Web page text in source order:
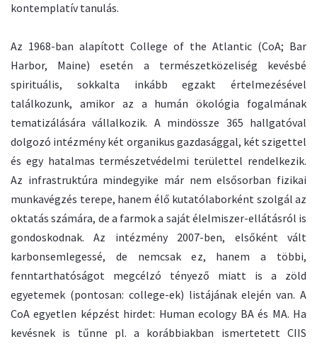
kontemplatív tanulás.
Az 1968-ban alapított College of the Atlantic (CoA; Bar
Harbor, Maine) esetén a természetközeliség kevésbé
spirituális, sokkalta inkább egzakt értelmezésével
találkozunk, amikor az a humán ökológia fogalmának
tematizálására vállalkozik. A mindössze 365 hallgatóval
dolgozó intézmény két organikus gazdasággal, két szigettel
és egy hatalmas természetvédelmi területtel rendelkezik.
Az infrastruktúra mindegyike már nem elsősorban fizikai
munkavégzés terepe, hanem élő kutatólaborként szolgál az
oktatás számára, de a farmok a saját élelmiszer-ellátásról is
gondoskodnak. Az intézmény 2007-ben, elsőként vált
karbonsemlegessé, de nemcsak ez, hanem a többi,
fenntarthatóságot megcélzó tényező miatt is a zöld
egyetemek (pontosan: college-ek) listájának elején van. A
CoA egyetlen képzést hirdet: Human ecology BA és MA. Ha
kevésnek is tűnne pl. a korábbiakban ismertetett CIIS